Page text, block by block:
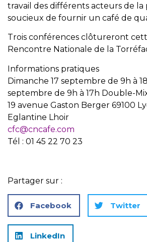
travail des différents acteurs de la
soucieux de fournir un café de
Trois conférences clôtureront
Rencontre Nationale de la
Informations pratiques
Dimanche 17 septembre de 9h à
septembre de 9h à 17h Double-
19 avenue Gaston Berger 69100
Eglantine Lhoir
cfc@cncafe.com
Tél : 01 45 22 70 23
Partager sur :
Facebook Twitter
LinkedIn